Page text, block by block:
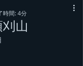
山
時間: 4分